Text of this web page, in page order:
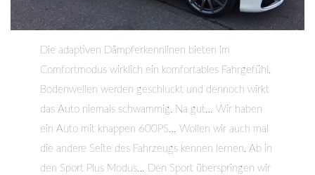
Die adaptiven Dämpferkennlinen bieten im
Comfortmodus wirklich ein komfortables Fahrgefühl.
Bodenwellen werden geschluckt und dennoch wirkt
das Auto niemals schwammig. Na gut… Wir haben
ein Auto mit knappen 600PS… Wollen wir auch mal
die andere Seite des Fahrzeugs kennen lernen. Ab in
den Sport Plus Modus… Den Sport überspringen wir